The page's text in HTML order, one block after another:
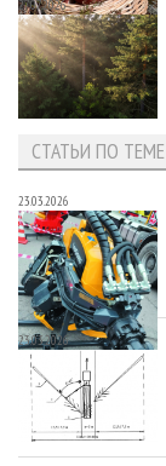
27.07.2026
СТАТЬИ ПО ТЕМЕ
23.03.2026
23.03.2026